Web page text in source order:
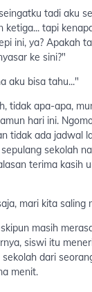
tadi aku
ketiga... tapi
ini, ya? Apakah
ke sini?"
aku bisa tahu..."
tidak apa-apa,
hari ini.
tidak ada jadwal
sekolah
terima kasih
mari kita saling
masih
siswi itu
dari
menit.